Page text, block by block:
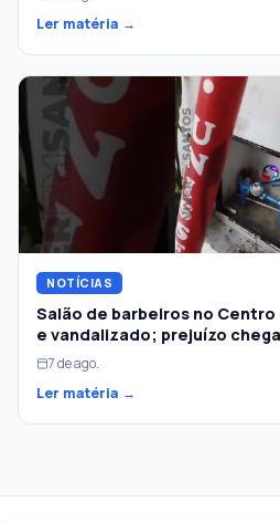
Ler matéria →
NOTÍCIAS
Salão de barbeiros no
e vandalizado; prejuízo
7 de ago.
Ler matéria →